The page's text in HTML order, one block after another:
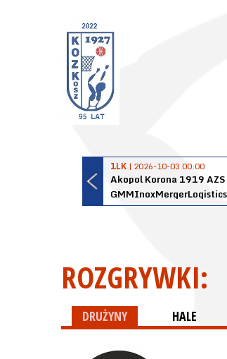
1LK | 2026-10-03 00:00
ROZGRYWKI:
DRUŻYNY HALE